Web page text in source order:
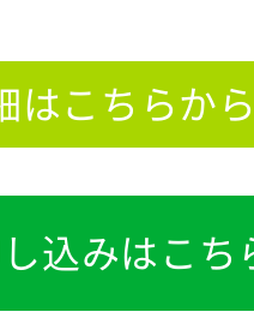
はこちらか
込みはこち